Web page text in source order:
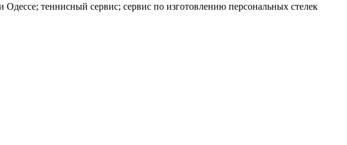
теннисный сервис; сервис по изготовлению персональных стелек